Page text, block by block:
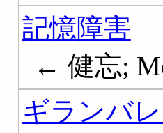
記憶障害
← 健忘;
ギランバ